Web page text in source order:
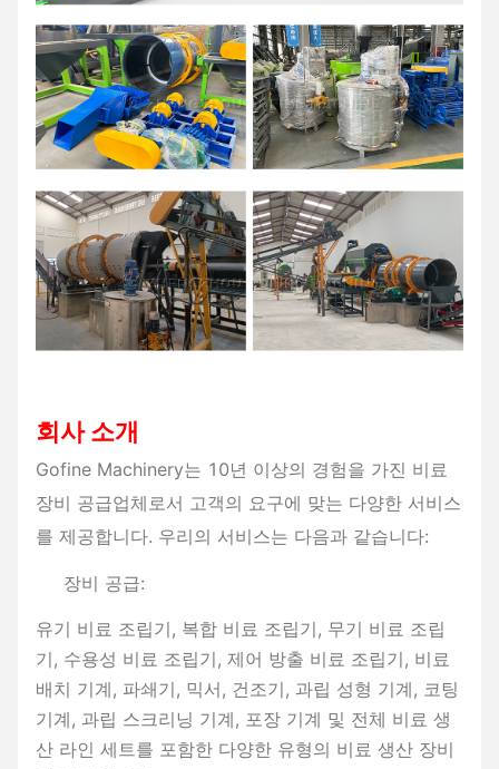
회사 소개
Gofine Machinery는 10년 이상의 경험을 가진 비료
장비 공급업체로서 고객의 요구에 맞는 다양한 서비스
를 제공합니다. 우리의 서비스는 다음과 같습니다:
장비 공급:
유기 비료 조립기, 복합 비료 조립기, 무기 비료 조립
기, 수용성 비료 조립기, 제어 방출 비료 조립기, 비료
배치 기계, 파쇄기, 믹서, 건조기, 과립 성형 기계, 코팅
기계, 과립 스크리닝 기계, 포장 기계 및 전체 비료 생
산 라인 세트를 포함한 다양한 유형의 비료 생산 장비